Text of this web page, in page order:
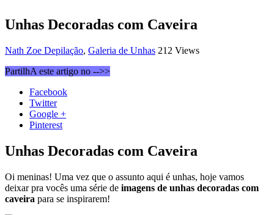
Unhas Decoradas com Caveira
Nath Zoe Depilação, Galeria de Unhas 212 Views
PartilhA este artigo no -->>
Facebook
Twitter
Google +
Pinterest
Unhas Decoradas com Caveira
Oi meninas! Uma vez que o assunto aqui é unhas, hoje vamos
deixar pra vocês uma série de imagens de unhas decoradas com
caveira para se inspirarem!